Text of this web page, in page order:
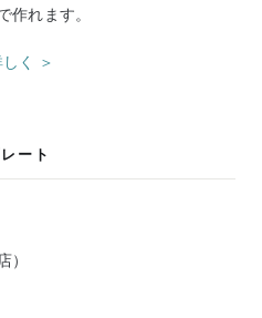
れます。
く ＞
ート